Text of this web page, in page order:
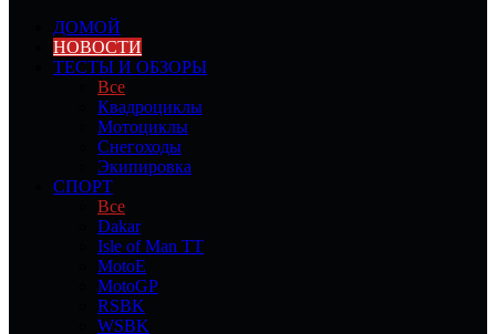
ДОМОЙ
НОВОСТИ
ТЕСТЫ И ОБЗОРЫ
Все
Квадроциклы
Мотоциклы
Снегоходы
Экипировка
СПОРТ
Все
Dakar
Isle of Man TT
MotoE
MotoGP
RSBK
WSBK